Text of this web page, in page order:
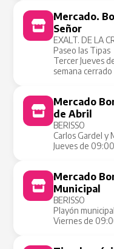
Mercado.
Señor
EXALT. DE LA
Paseo las Tipas
Tercer Jueves
semana cerrado
Mercado
de Abril
BERISSO
Carlos Gardel y
Jueves de
Mercado
Municipal
BERISSO
Playón
Viernes de